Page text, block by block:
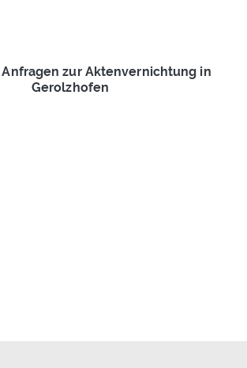
Anfragen zur Aktenvernichtung in
Gerolzhofen